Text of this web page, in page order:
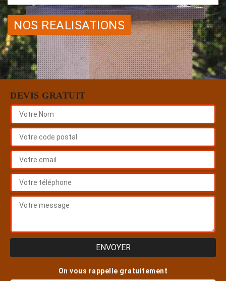
NOS REALISATIONS
DEVIS GRATUIT
On vous rappelle gratuitement